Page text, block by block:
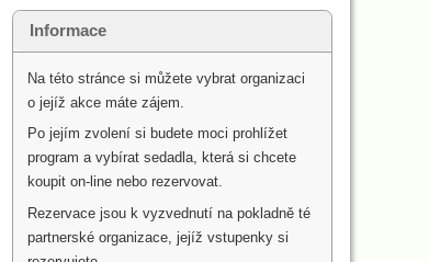
Informace
Na této stránce si můžete vybrat organizaci
o jejíž akce máte zájem.
Po jejím zvolení si budete moci prohlížet
program a vybírat sedadla, která si chcete
koupit on-line nebo rezervovat.
Rezervace jsou k vyzvednutí na pokladně té
partnerské organizace, jejíž vstupenky si